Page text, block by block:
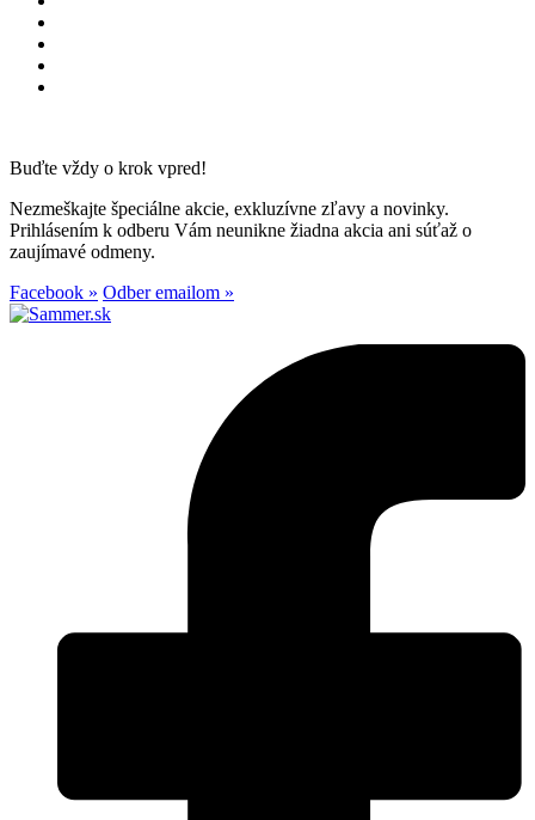
Buďte vždy o krok vpred!
Nezmeškajte špeciálne akcie, exkluzívne zľavy a novinky.
Prihlásením k odberu Vám neunikne žiadna akcia ani súťaž o
zaujímavé odmeny.
Facebook » Odber emailom »